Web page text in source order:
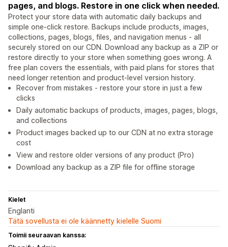
pages, and blogs. Restore in one click when needed.
Protect your store data with automatic daily backups and
simple one-click restore. Backups include products, images,
collections, pages, blogs, files, and navigation menus - all
securely stored on our CDN. Download any backup as a ZIP or
restore directly to your store when something goes wrong. A
free plan covers the essentials, with paid plans for stores that
need longer retention and product-level version history.
Recover from mistakes - restore your store in just a few
clicks
Daily automatic backups of products, images, pages, blogs,
and collections
Product images backed up to our CDN at no extra storage
cost
View and restore older versions of any product (Pro)
Download any backup as a ZIP file for offline storage
Kielet
Englanti
Tätä sovellusta ei ole käännetty kielelle Suomi
Toimii seuraavan kanssa: